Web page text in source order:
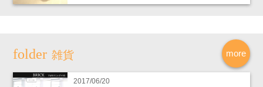
more
雑貨
2017/06/20